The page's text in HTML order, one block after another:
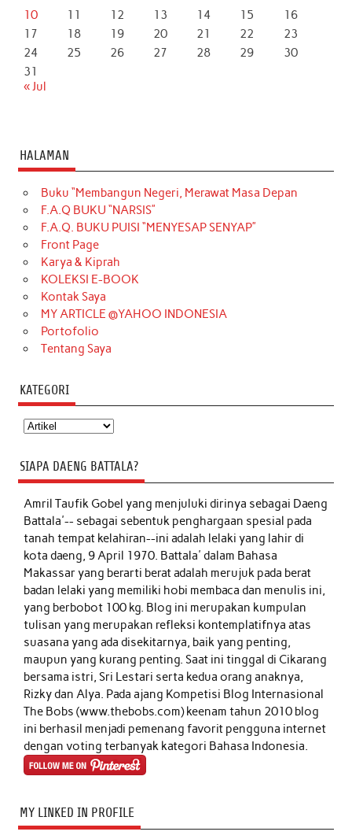
10
11 12 13 14 15
16
17
18 19 20 21 22
23
24
25 26 27 28 29
30
31
« Jul
HALAMAN
Buku “Membangun Negeri, Merawat Masa Depan
F.A.Q BUKU “NARSIS”
F.A.Q. BUKU PUISI “MENYESAP SENYAP”
Front Page
Karya & Kiprah
KOLEKSI E-BOOK
Kontak Saya
MY ARTICLE @YAHOO INDONESIA
Portofolio
Tentang Saya
KATEGORI
Kategori
SIAPA DAENG BATTALA?
Amril Taufik Gobelyang menjuluki dirinya sebagai Daeng
Battala'-- sebagai sebentuk penghargaan spesial pada
tanah tempat kelahiran--ini adalah lelaki yang lahir di
kota daeng, 9 April 1970. Battala' dalam Bahasa
Makassar yang berarti berat adalah merujuk pada berat
badan lelaki yang memiliki hobi membaca dan menulis ini,
yang berbobot 100 kg. Blog ini merupakan kumpulan
tulisan yang merupakan refleksi kontemplatifnya atas
suasana yang ada disekitarnya, baik yang penting,
maupun yang kurang penting. Saat ini tinggal di Cikarang
bersama istri, Sri Lestari serta kedua orang anaknya,
Rizky dan Alya. Pada ajang Kompetisi Blog Internasional
The Bobs (www.thebobs.com) keenam tahun 2010 blog
ini berhasil menjadi pemenang favorit pengguna internet
dengan voting terbanyak kategori Bahasa Indonesia.
MY LINKED IN PROFILE